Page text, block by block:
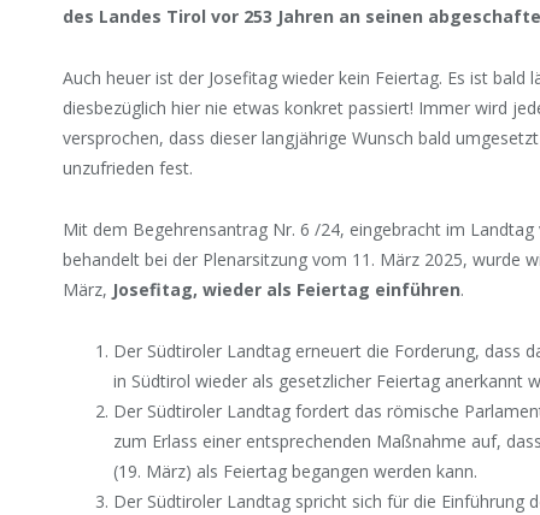
des Landes Tirol vor 253 Jahren an seinen
Auch heuer ist der Josefitag wieder kein Feiertag. Es ist bald
diesbezüglich hier nie etwas konkret passiert! Immer wird
versprochen, dass dieser langjährige Wunsch bald
unzufrieden fest.
Mit dem Begehrensantrag Nr. 6 /24, eingebracht im
behandelt bei der Plenarsitzung vom 11. März 2025, wurde
März, Josefitag, wieder als Feiertag einführen.
Der Südtiroler Landtag erneuert die Forderung, dass
in Südtirol wieder als gesetzlicher Feiertag anerkannt
Der Südtiroler Landtag fordert das römische
zum Erlass einer entsprechenden Maßnahme auf,
(19. März) als Feiertag begangen werden kann.
Der Südtiroler Landtag spricht sich für die Einführung